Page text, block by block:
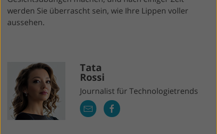
werden Sie überrascht sein, wie Ihre Lippen voller
aussehen.
Tata
Rossi
Journalist für Technologietrends